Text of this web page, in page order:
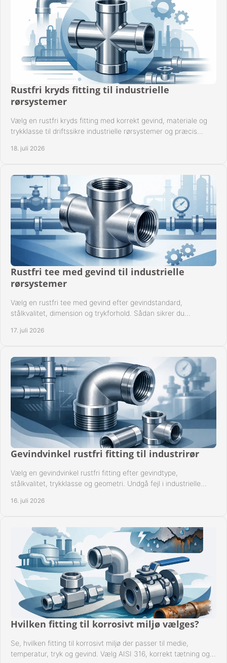
Rustfri kryds fitting til industrielle
rørsystemer
Vælg en rustfri kryds fitting med korrekt gevind, materiale og
trykklasse til driftssikre industrielle rørsystemer og præcis
18. juli 2026
Rustfri tee med gevind til industrielle
rørsystemer
Vælg en rustfri tee med gevind efter gevindstandard,
stålkvalitet, dimension og trykforhold. Sådan sikrer du
17. juli 2026
Gevindvinkel rustfri fitting til industrirør
Vælg en gevindvinkel rustfri fitting efter gevindtype,
stålkvalitet, trykklasse og geometri. Undgå fejl i industrielle
16. juli 2026
Hvilken fitting til korrosivt miljø vælges?
Se, hvilken fitting til korrosivt miljø der passer til medie,
temperatur, tryk og gevind. Vælg AISI 316, korrekt tætning og